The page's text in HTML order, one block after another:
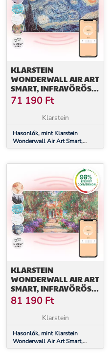
KLARSTEIN
WONDERWALL AIR ART
SMART, INFRAVÖRÖS
HŐSUGÁRZÓ, 120 X 60
CM, 700 W,
ALKALMAZÁS,
71 190 Ft
Klarstein
Hasonlók, mint Klarstein
Wonderwall Air Art Smart,
infravörös hősugárzó, 120 x 60
csillagok
KLARSTEIN
WONDERWALL AIR ART
SMART, INFRAVÖRÖS
HŐSUGÁRZÓ, 120 X 60
CM, 700 W,
ALKALMAZÁS, KERTI
81 190 Ft
Klarstein
Hasonlók, mint Klarstein
Wonderwall Air Art Smart,
infravörös hősugárzó, 120 x 60